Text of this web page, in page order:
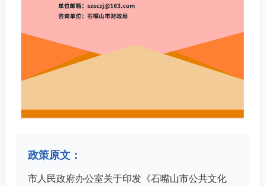
政策原文：
市人民政府办公室关于印发《石嘴山市公共文化